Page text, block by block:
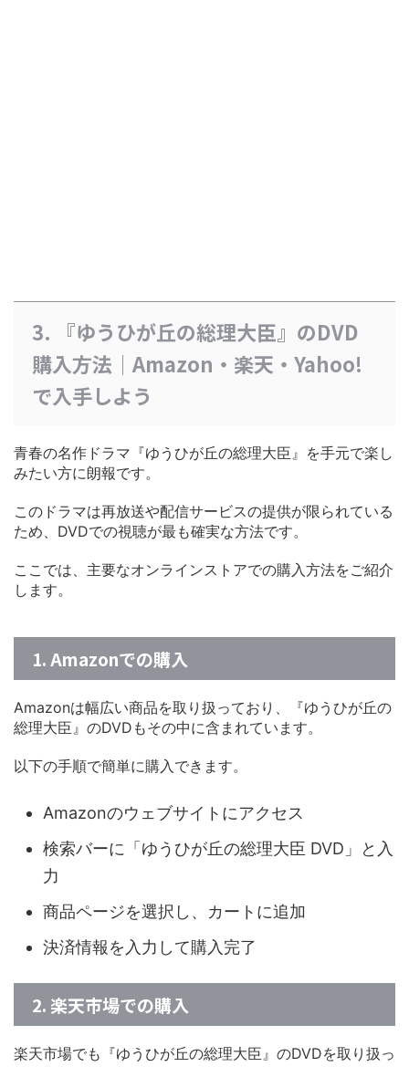
3. 『ゆうひが丘の総理大臣』のDVD
購入方法｜Amazon・楽天・Yahoo!
で入手しよう
青春の名作ドラマ『ゆうひが丘の総理大臣』を手元で楽し
みたい方に朗報です。
このドラマは再放送や配信サービスの提供が限られている
ため、DVDでの視聴が最も確実な方法です。
ここでは、主要なオンラインストアでの購入方法をご紹介
します。
1. Amazonでの購入
Amazonは幅広い商品を取り扱っており、『ゆうひが丘の
総理大臣』のDVDもその中に含まれています。
以下の手順で簡単に購入できます。
Amazonのウェブサイトにアクセス
検索バーに「ゆうひが丘の総理大臣 DVD」と入
力
商品ページを選択し、カートに追加
決済情報を入力して購入完了
2. 楽天市場での購入
楽天市場でも『ゆうひが丘の総理大臣』のDVDを取り扱っ